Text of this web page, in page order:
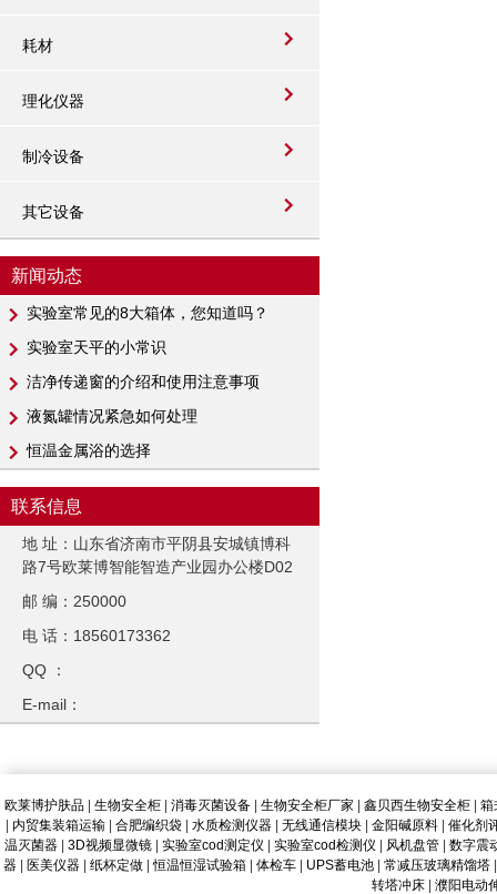
耗材
理化仪器
制冷设备
其它设备
新闻动态
实验室常见的8大箱体，您知道吗？
实验室天平的小常识
洁净传递窗的介绍和使用注意事项
液氮罐情况紧急如何处理
恒温金属浴的选择
联系信息
地 址：山东省济南市平阴县安城镇博科
路7号欧莱博智能智造产业园办公楼D02
邮 编：250000
电 话：18560173362
QQ ：
E-mail：
欧莱博护肤品 生物安全柜 消毒灭菌设备 生物安全柜厂家 鑫贝西生物安全柜
箱
内贸集装箱运输 合肥编织袋 水质检测仪器 无线通信模块 金阳碱原料
催化剂
温灭菌器
3D视频显微镜 实验室cod测定仪 实验室cod检测仪 风机盘管
数字震
器
医美仪器 纸杯定做 恒温恒湿试验箱 体检车 UPS蓄电池 常减压玻璃精馏塔
转塔冲床
濮阳电动